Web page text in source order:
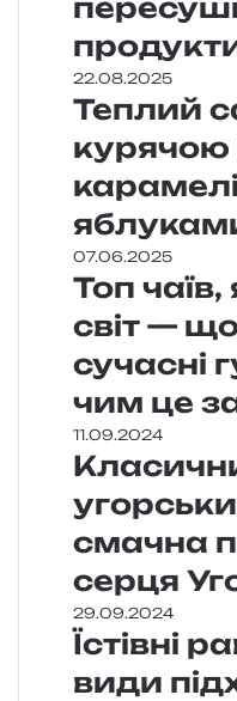
22.08.2025
Теплий
курячою
07.06.2025
Топ чаїв,
світ —
сучасні
чим це
11.09.2024
смачна
серця
29.09.2024
Їстівні
види